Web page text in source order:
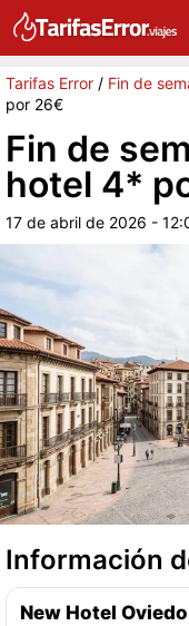
Tarifas Error / Fin de
por 26€
Fin de
hotel 4*
17 de abril de 2026 -
Información
New Hotel Oviedo
G Sigue a Tarifas